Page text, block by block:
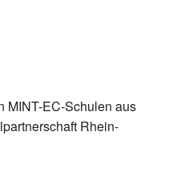
MINT-EC-Schulen aus
Rhein-